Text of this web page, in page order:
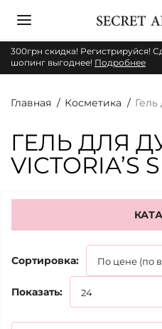
300грн скидка! Регистрируйся!
шопинг выгоднее! Подробнее
Главная Косметика
ГЕЛЬ ДЛЯ
VICTORIA’S
Сортировка:
Показать: